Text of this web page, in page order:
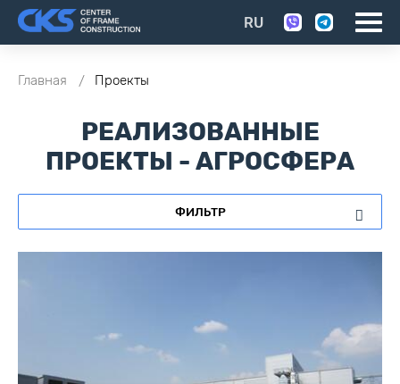
RU
Главная Проекты
РЕАЛИЗОВАННЫЕ
ПРОЕКТЫ - АГРОСФЕРА
ФИЛЬТР